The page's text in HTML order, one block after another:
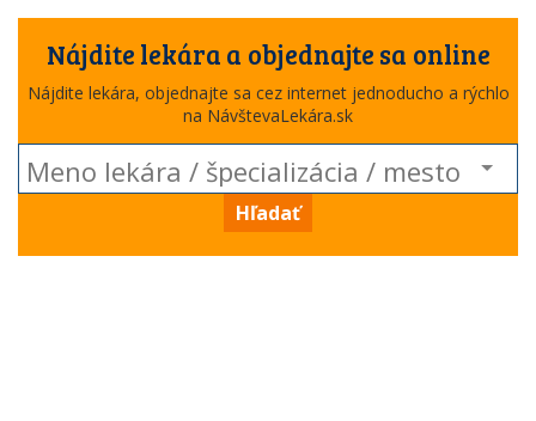
Nájdite lekára a objednajte sa online
Nájdite lekára, objednajte sa cez internet jednoducho a rýchlo
na NávštevaLekára.sk
Hľadať